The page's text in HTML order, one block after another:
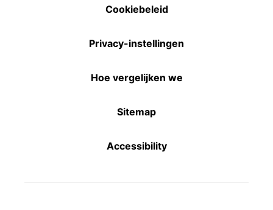
Cookiebeleid
Privacy-instellingen
Hoe vergelijken we
Sitemap
Accessibility